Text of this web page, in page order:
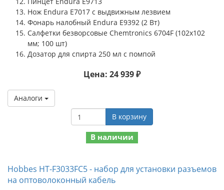
Нож Endura E7017 с выдвижным лезвием
Фонарь налобный Endura E9392 (2 Вт)
Салфетки безворсовые Chemtronics 6704F (102х102
мм; 100 шт)
Дозатор для спирта 250 мл с помпой
Цена: 24 939 ₽
Аналоги
В корзину
В наличии
Hobbes HT-F3033FC5 - набор для установки разъемов
на оптоволоконный кабель